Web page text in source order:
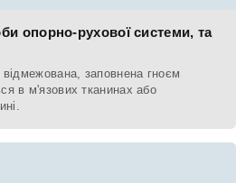
опорно-рухової системи, та
заповнена гноєм
в м'язових тканинах або